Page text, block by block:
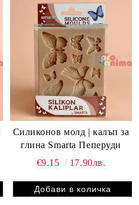
Силиконов молд | калъп за
глина Smarta Пеперуди
€9.15
17.90лв.